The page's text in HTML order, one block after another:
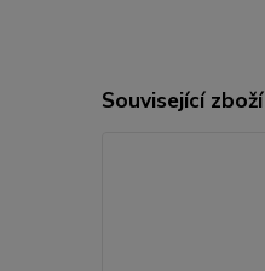
Související zboží